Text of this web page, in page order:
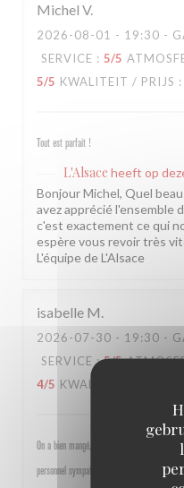
Michel V
2026-08-01 - 19:30 -
SERVICE : 5/5
5/5 KWALITEIT / PRIJS :
Tout est parfait !
L'Alsace heeft op
Bonjour Michel, Quel
avez apprécié l'ensemble
c'est exactement ce qui
espère vous revoir très
L'équipe de L'Alsace
isabelle M
2026-07-30 - 19:30 -
SERVICE: 5/5
4/5 KWALITEIT / PRIJS
On a bien mangé, bon rapport qualité prix
personnel sympathique et efficace.